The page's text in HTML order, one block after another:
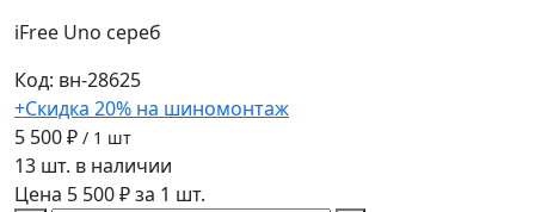
iFree Uno сереб
Код: вн-28625
+Скидка 20% на шиномонтаж
5 500 ₽ / 1 шт
13 шт. в наличии
Цена 5 500 ₽ за 1 шт.